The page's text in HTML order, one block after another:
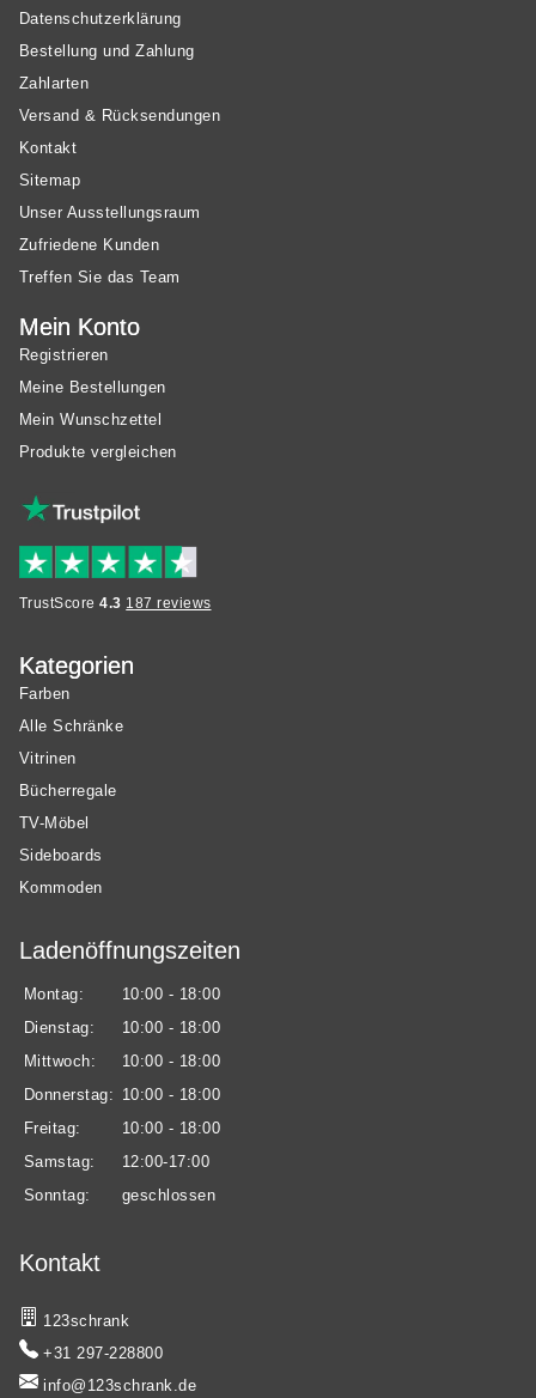
Datenschutzerklärung
Bestellung und Zahlung
Zahlarten
Versand & Rücksendungen
Kontakt
Sitemap
Unser Ausstellungsraum
Zufriedene Kunden
Treffen Sie das Team
Mein Konto
Registrieren
Meine Bestellungen
Mein Wunschzettel
Produkte vergleichen
TrustScore4.3 187 reviews
Kategorien
Farben
Alle Schränke
Vitrinen
Bücherregale
TV-Möbel
Sideboards
Kommoden
Ladenöffnungszeiten
Montag:
10:00 - 18:00
Dienstag:
10:00 - 18:00
Mittwoch:
10:00 - 18:00
Donnerstag: 10:00 - 18:00
Freitag:
10:00 - 18:00
Samstag:
12:00-17:00
Sonntag:
geschlossen
Kontakt
123schrank
+31 297-228800
info@123schrank.de